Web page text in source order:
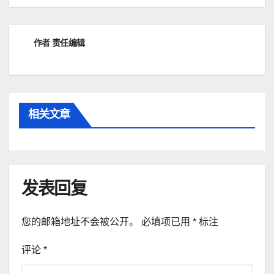
航
作者责任编辑
相关文章
发表回复
您的邮箱地址不会被公开。 必填项已用 * 标注
评论 *